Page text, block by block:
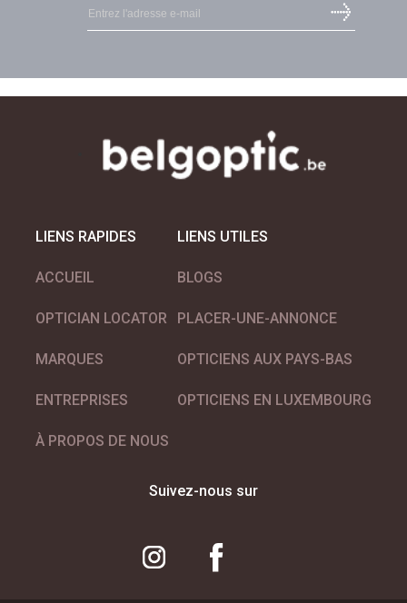
MONTBLANC eyewear
LIENS RAPIDES
ACCUEIL
OPTICIAN LOCATOR
MARQUES
ENTREPRISES
À PROPOS DE NOUS
LIENS UTILES
BLOGS
PLACER-UNE-ANNONCE
OPTICIENS AUX PAYS-BAS
OPTICIENS EN LUXEMBOURG
Suivez-nous sur